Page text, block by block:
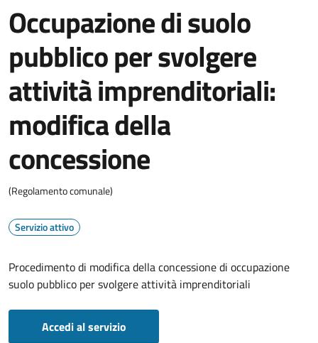
Occupazione di suolo
pubblico per svolgere
attività imprenditoriali:
modifica della
concessione
(Regolamento comunale)
Servizio attivo
Procedimento di modifica della concessione di occupazione
suolo pubblico per svolgere attività imprenditoriali
Accedi al servizio